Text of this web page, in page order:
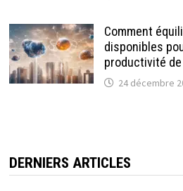
Comment
disponibles
productivité
24 décembre
DERNIERS ARTICLES